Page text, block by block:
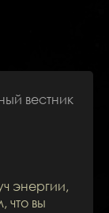
вестник
энергии,
что вы